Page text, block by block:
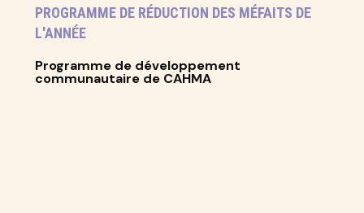
PROGRAMME DE RÉDUCTION DES MÉFAITS DE
L'ANNÉE
Programme de développement
communautaire de CAHMA